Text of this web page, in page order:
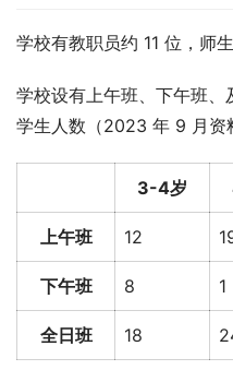
学校有教职员约 11 位，师
学校设有上午班、下午班
学生人数（2023 年 9 月资
3-4岁
上午班 12
下午班 8 1
全日班 18